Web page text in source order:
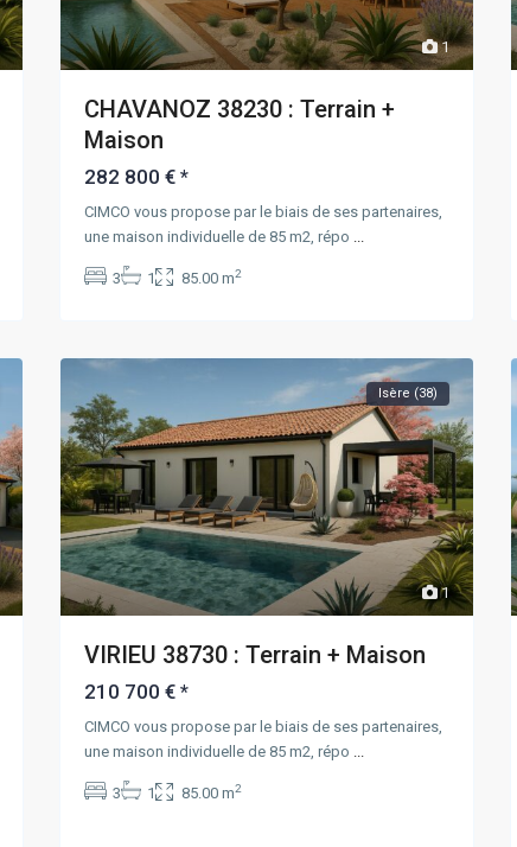
1
CHAVANOZ 38230 : Terrain +
Maison
282 800 € *
CIMCO vous propose par le biais de ses partenaires,
une maison individuelle de 85 m2, répo
3 1 85.00 m2
1
Isère (38)
VIRIEU 38730 : Terrain + Maison
210 700 € *
CIMCO vous propose par le biais de ses partenaires,
une maison individuelle de 85 m2, répo ...
3 1 85.00 m2